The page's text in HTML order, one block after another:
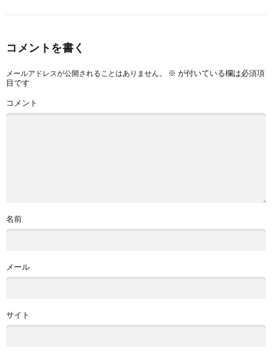
コメントを書く
メールアドレスが公開されることはありません。 ※ が付いている欄は必須項
目です
コメント
名前
メール
サイト